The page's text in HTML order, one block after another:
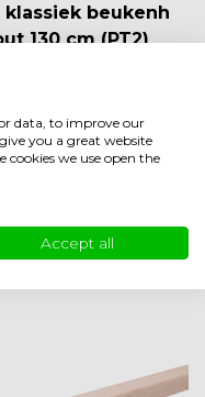
klassiek beukenh
130 cm (PT2)
voorraadVandaag
binnen 2
Bekijken
data, to improve our
you a great website
we use open the
Accept all